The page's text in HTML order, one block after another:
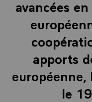
avancées
apports
européenne,
le